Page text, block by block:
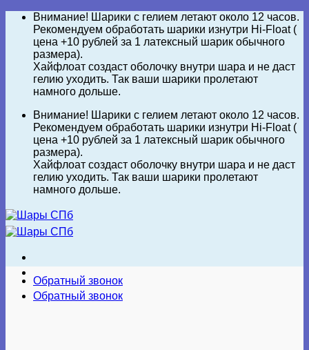
Skip
content
Внимание! Шарики с гелием летают около 12 часов.
Рекомендуем обработать шарики изнутри Hi-Float (
цена +10 рублей за 1 латексный шарик обычного
размера).
Хайфлоат создаст оболочку внутри шара и не даст
гелию уходить. Так ваши шарики пролетают
намного дольше.
Внимание! Шарики с гелием летают около 12 часов.
Рекомендуем обработать шарики изнутри Hi-Float (
цена +10 рублей за 1 латексный шарик обычного
размера).
Хайфлоат создаст оболочку внутри шара и не даст
гелию уходить. Так ваши шарики пролетают
намного дольше.
Обратный звонок
Обратный звонок